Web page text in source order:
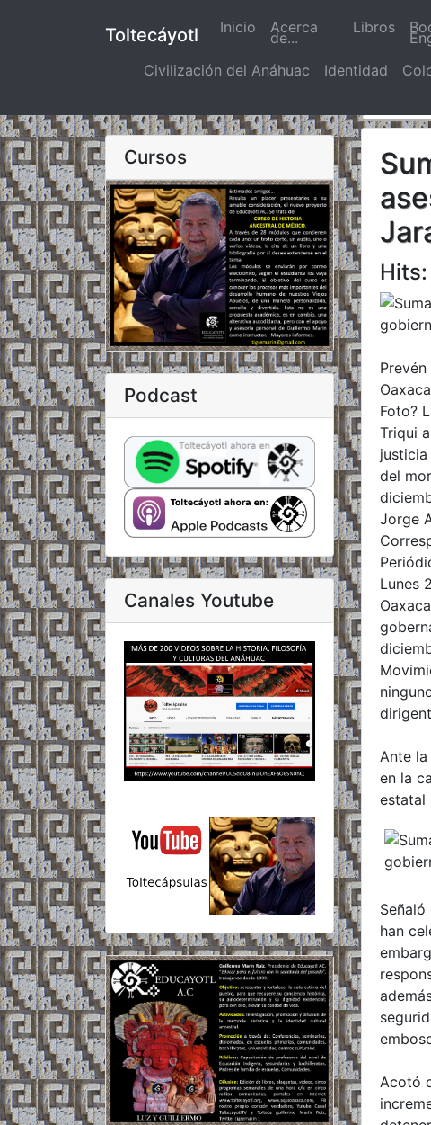
Toltecáyotl Inicio (actual)
Acerca
de...
Libros
Civilización del Anáhuac Identidad
Cursos
Podcast
Canales Youtube
Oaxaca
Foto?
Triqui
del
Jorge
Lunes
Ante
en la
estatal
han
Acotó